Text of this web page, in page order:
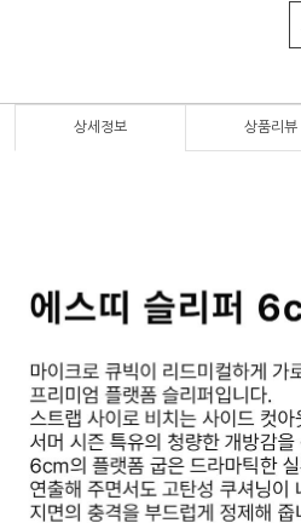
상세정보 상품리뷰